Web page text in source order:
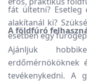
fát ültetni? Esetleg
alakítanál ki?
esetben egy
A földfúró
Ajánljuk
erdőmérnököknek
tevékenykedni. A